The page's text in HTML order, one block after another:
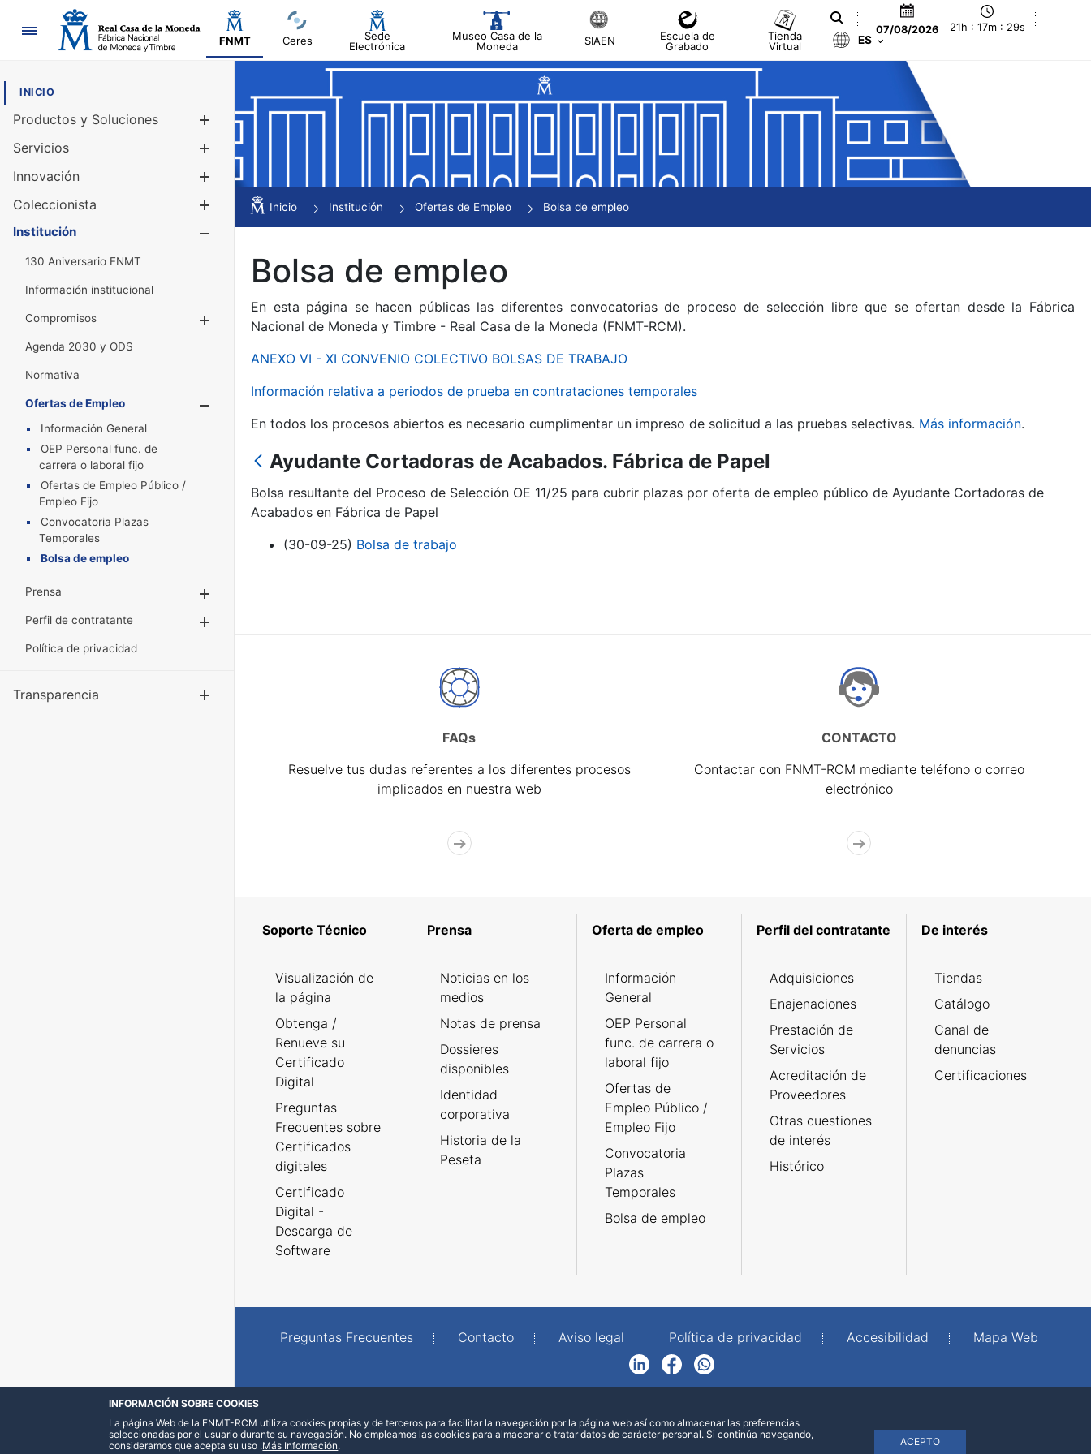
Navegación
FNMT Ceres
Sede
Electrónica
Museo Casa de la
Moneda
SIAEN
Escuela de
Grabado
Tienda
Virtual
07/08/2026 21h : 17m : 29s
ES
INICIO
Productos y Soluciones
Mostrar/Ocultar
Servicios
Innovación
Coleccionista
Mostrar/Ocultar
Institución
130 Aniversario FNMT
Información institucional
Compromisos
Mostrar/Ocultar
Agenda 2030 y ODS
Normativa
Ofertas de Empleo
Información General
OEP Personal func. de
carrera o laboral fijo
Ofertas de Empleo Público /
Empleo Fijo
Convocatoria Plazas
Temporales
Bolsa de empleo
Prensa
Perfil de contratante
Política de privacidad
Transparencia
Inicio Institución Ofertas de Empleo Bolsa de empleo
Bolsa de empleo
En esta página se hacen públicas las diferentes convocatorias de proceso de selección libre que se ofertan desde la Fábrica
Nacional de Moneda y Timbre - Real Casa de la Moneda (FNMT-RCM).
ANEXO VI - XI CONVENIO COLECTIVO BOLSAS DE TRABAJO
Información relativa a periodos de prueba en contrataciones temporales
En todos los procesos abiertos es necesario cumplimentar un impreso de solicitud a las pruebas selectivas. Más información.
Ayudante Cortadoras de Acabados. Fábrica de Papel
Bolsa resultante del Proceso de Selección OE 11/25 para cubrir plazas por oferta de empleo público de Ayudante Cortadoras de
Acabados en Fábrica de Papel
(30-09-25) Bolsa de trabajo
FAQs
Resuelve tus dudas referentes a los diferentes procesos
implicados en nuestra web
CONTACTO
Contactar con FNMT-RCM mediante teléfono o correo
electrónico
Soporte Técnico
Visualización de
la página
Obtenga /
Renueve su
Certificado
Digital
Preguntas
Frecuentes sobre
Certificados
digitales
Certificado
Digital -
Descarga de
Software
Prensa
Noticias en los
medios
Notas de prensa
Dossieres
disponibles
Identidad
corporativa
Historia de la
Peseta
Oferta de empleo
Información
General
OEP Personal
func. de carrera o
laboral fijo
Ofertas de
Empleo Público /
Empleo Fijo
Convocatoria
Plazas
Temporales
Bolsa de empleo
Perfil del contratante
Adquisiciones
Enajenaciones
Prestación de
Servicios
Acreditación de
Proveedores
Otras cuestiones
de interés
Histórico
De interés
Tiendas
Catálogo
Canal de
denuncias
Certificaciones
Preguntas Frecuentes Contacto Aviso legal Política de privacidad Accesibilidad
Mapa Web
FacebookWhatsApp
INFORMACIÓN SOBRE COOKIES
La página Web de la FNMT-RCM utiliza cookies propias y de terceros para facilitar la navegación por la página web así como almacenar las preferencias
seleccionadas por el usuario durante su navegación. No empleamos las cookies para almacenar o tratar datos de carácter personal. Si continúa navegando,
consideramos que acepta su uso
ACEPTO
.Más Información.